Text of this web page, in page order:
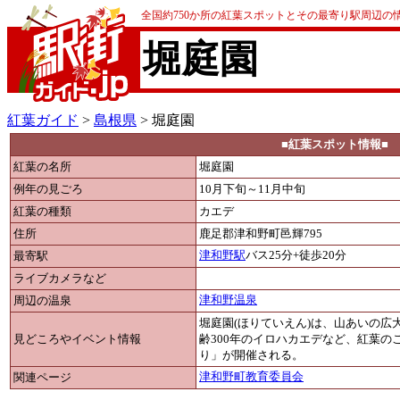
全国約750か所の紅葉スポットとその最寄り駅周辺の
堀庭園
紅葉ガイド > 島根県 > 堀庭園
■紅葉スポット情報■
紅葉の名所
堀庭園
例年の見ごろ
10月下旬～11月中旬
紅葉の種類
カエデ
住所
鹿足郡津和野町邑輝795
最寄駅
津和野駅バス25分+徒歩20分
ライブカメラなど
周辺の温泉
津和野温泉
見どころやイベント情報
堀庭園(ほりていえん)は、山あいの広
齢300年のイロハカエデなど、紅葉の
り」が開催される。
関連ページ
津和野町教育委員会